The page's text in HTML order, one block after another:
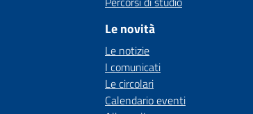
Le novità
Le notizie
I comunicati
Le circolari
Calendario eventi